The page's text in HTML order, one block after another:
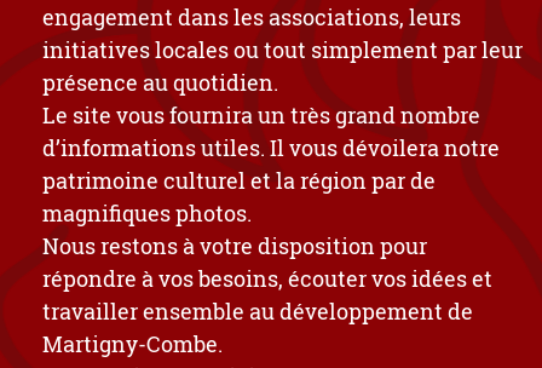
engagement dans les associations, leurs
initiatives locales ou tout simplement par leur
présence au quotidien.
Le site vous fournira un très grand nombre
d’informations utiles. Il vous dévoilera notre
patrimoine culturel et la région par de
magnifiques photos.
Nous restons à votre disposition pour
répondre à vos besoins, écouter vos idées et
travailler ensemble au développement de
Martigny-Combe.